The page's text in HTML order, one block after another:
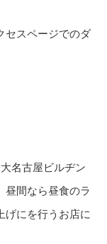
セスページでのダ
名古屋ビルヂン
昼間なら昼食のラ
げにを行うお店に